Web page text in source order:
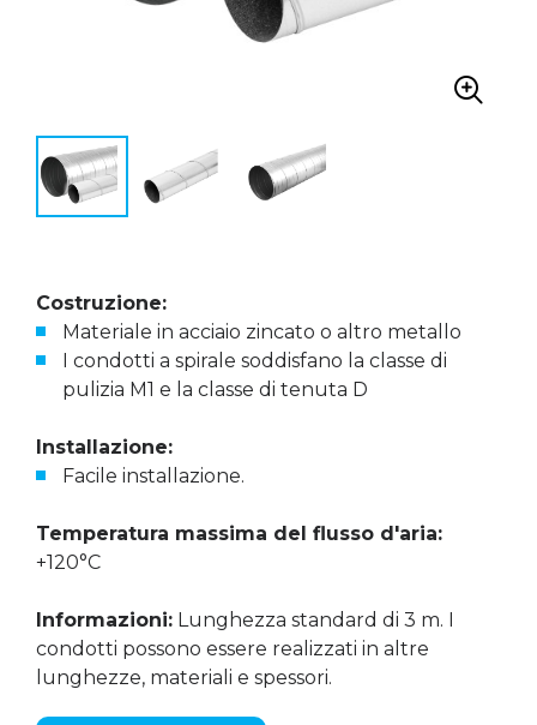
Costruzione:
Materiale in acciaio zincato o altro metallo
I condotti a spirale soddisfano la classe di
pulizia M1 e la classe di tenuta D
Installazione:
Facile installazione.
Temperatura massima del flusso d'aria:
+120°C
Informazioni: Lunghezza standard di 3 m. I
condotti possono essere realizzati in altre
lunghezze, materiali e spessori.